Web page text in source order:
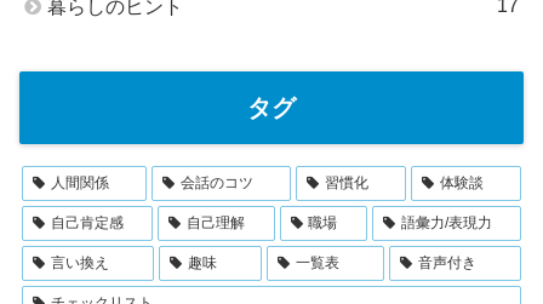
暮らしのヒント 17
タグ
人間関係 会話のコツ 習慣化 体験談
自己肯定感 自己理解 職場 語彙力/表現力
言い換え 趣味 一覧表 音声付き